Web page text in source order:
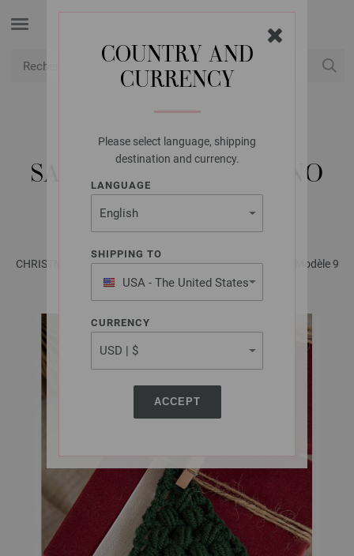
COUNTRY AND
CURRENCY
Please select language, shipping
destination and currency.
LANGUAGE
SHIPPING TO
USA - The United States
of America
CURRENCY
ACCEPT
FILATI STUDIO
SAPIN DE NOËL MERINO
MISCELA
CHRISTMAS Special - Magazine (DE) + Explications (FR) | Modèle 9